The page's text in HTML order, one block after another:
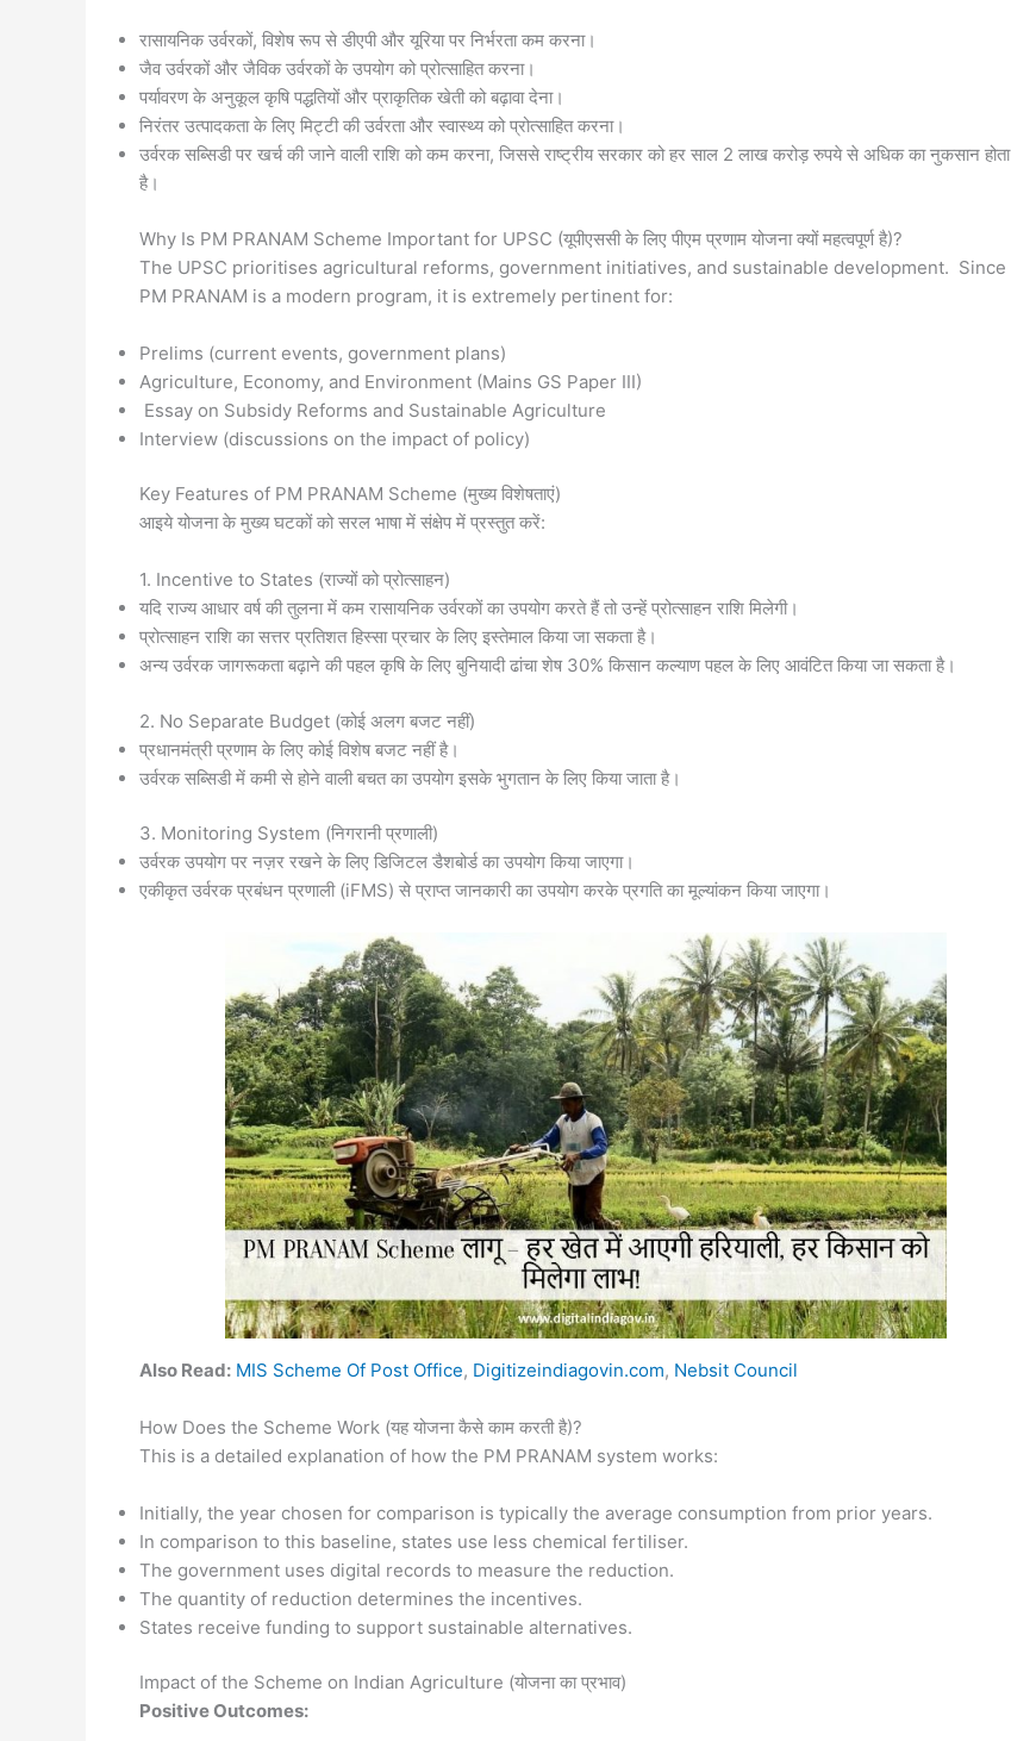
रासायनिक उर्वरकों, विशेष रूप से डीएपी और यूरिया पर निर्भरता कम करना।
जैव उर्वरकों और जैविक उर्वरकों के उपयोग को प्रोत्साहित करना।
पर्यावरण के अनुकूल कृषि पद्धतियों और प्राकृतिक खेती को बढ़ावा देना।
निरंतर उत्पादकता के लिए मिट्टी की उर्वरता और स्वास्थ्य को प्रोत्साहित करना।
उर्वरक सब्सिडी पर खर्च की जाने वाली राशि को कम करना, जिससे राष्ट्रीय सरकार को हर साल 2 लाख करोड़ रुपये से अधिक का नुकसान होता
है।
Why Is PM PRANAM Scheme Important for UPSC (यूपीएससी के लिए पीएम प्रणाम योजना क्यों महत्वपूर्ण है)?
The UPSC prioritises agricultural reforms, government initiatives, and sustainable development. Since
PM PRANAM is a modern program, it is extremely pertinent for:
Prelims (current events, government plans)
Agriculture, Economy, and Environment (Mains GS Paper III)
Essay on Subsidy Reforms and Sustainable Agriculture
Interview (discussions on the impact of policy)
Key Features of PM PRANAM Scheme (मुख्य विशेषताएं)
आइये योजना के मुख्य घटकों को सरल भाषा में संक्षेप में प्रस्तुत करें:
1. Incentive to States (राज्यों को प्रोत्साहन)
यदि राज्य आधार वर्ष की तुलना में कम रासायनिक उर्वरकों का उपयोग करते हैं तो उन्हें प्रोत्साहन राशि मिलेगी।
प्रोत्साहन राशि का सत्तर प्रतिशत हिस्सा प्रचार के लिए इस्तेमाल किया जा सकता है।
अन्य उर्वरक जागरूकता बढ़ाने की पहल कृषि के लिए बुनियादी ढांचा शेष 30% किसान कल्याण पहल के लिए आवंटित किया जा सकता है।
2. No Separate Budget (कोई अलग बजट नहीं)
प्रधानमंत्री प्रणाम के लिए कोई विशेष बजट नहीं है।
उर्वरक सब्सिडी में कमी से होने वाली बचत का उपयोग इसके भुगतान के लिए किया जाता है।
3. Monitoring System (निगरानी प्रणाली)
उर्वरक उपयोग पर नज़र रखने के लिए डिजिटल डैशबोर्ड का उपयोग किया जाएगा।
एकीकृत उर्वरक प्रबंधन प्रणाली (iFMS) से प्राप्त जानकारी का उपयोग करके प्रगति का मूल्यांकन किया जाएगा।
Also Read: MIS Scheme Of Post Office, Digitizeindiagovin.com, Nebsit Council
How Does the Scheme Work (यह योजना कैसे काम करती है)?
This is a detailed explanation of how the PM PRANAM system works:
Initially, the year chosen for comparison is typically the average consumption from prior years.
In comparison to this baseline, states use less chemical fertiliser.
The government uses digital records to measure the reduction.
The quantity of reduction determines the incentives.
States receive funding to support sustainable alternatives.
Impact of the Scheme on Indian Agriculture (योजना का प्रभाव)
Positive Outcomes: